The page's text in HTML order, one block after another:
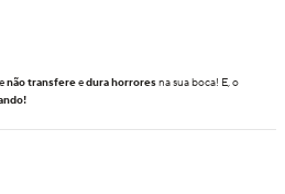
não transfereedura horroresna sua boca! E, o